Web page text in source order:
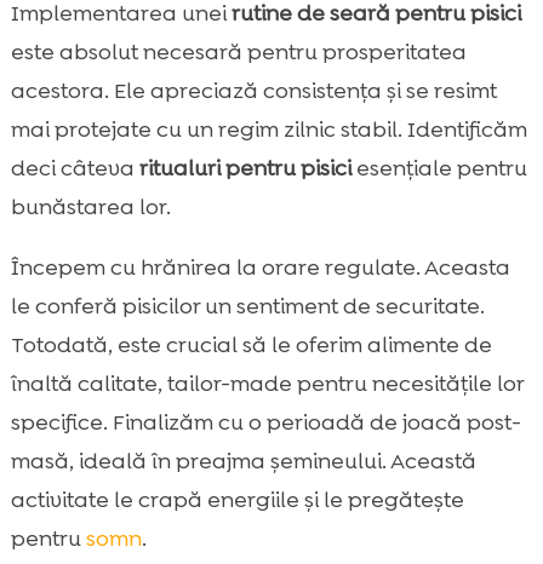
Implementarea uneirutine de seară pentru pisici
este absolut necesară pentru prosperitatea
acestora. Ele apreciază consistența și se resimt
mai protejate cu un regim zilnic stabil. Identificăm
deci câteva ritualuri pentru pisiciesențiale pentru
bunăstarea lor.
Începem cu hrănirea la orare regulate. Aceasta
le conferă pisicilor un sentiment de securitate.
Totodată, este crucial să le oferim alimente de
înaltă calitate, tailor-made pentru necesitățile lor
specifice. Finalizăm cu o perioadă de joacă post-
masă, ideală în preajma șemineului. Această
activitate le crapă energiile și le pregătește
pentrusomn.